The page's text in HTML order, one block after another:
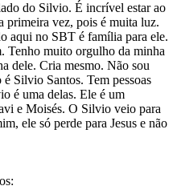
do Silvio. É incrível estar ao
primeira vez, pois é muita luz.
aqui no SBT é família para ele.
Tenho muito orgulho da minha
dele. Cria mesmo. Não sou
Silvio Santos. Tem pessoas
é uma delas. Ele é um
e Moisés. O Silvio veio para
ele só perde para Jesus e não